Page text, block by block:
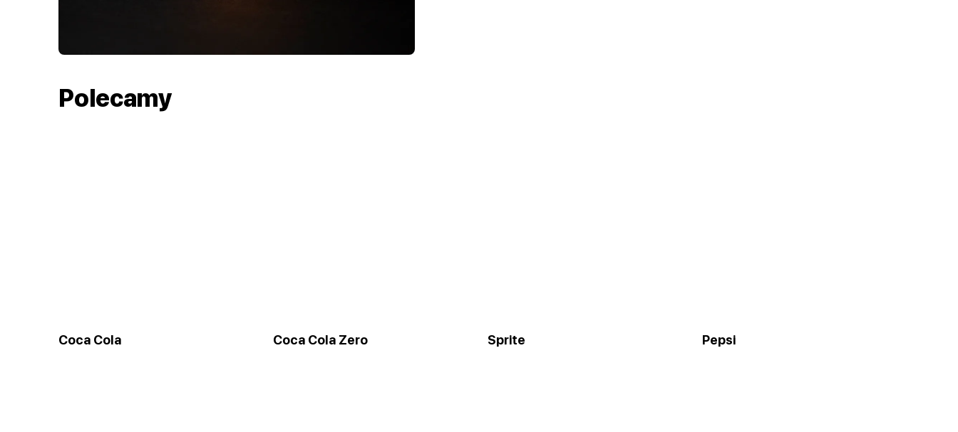
Polecamy
Coca Cola Coca Cola Zero Sprite Pepsi